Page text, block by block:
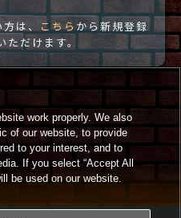
は、 こちらから新規登録
ただけます。
work properly. We also
of our website, to provide
to your interest, and to
If you select “Accept All
be used on our website.